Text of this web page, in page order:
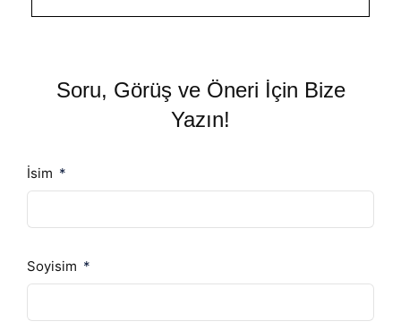
Soru, Görüş ve Öneri İçin Bize
Yazın!
İsim
Soyisim